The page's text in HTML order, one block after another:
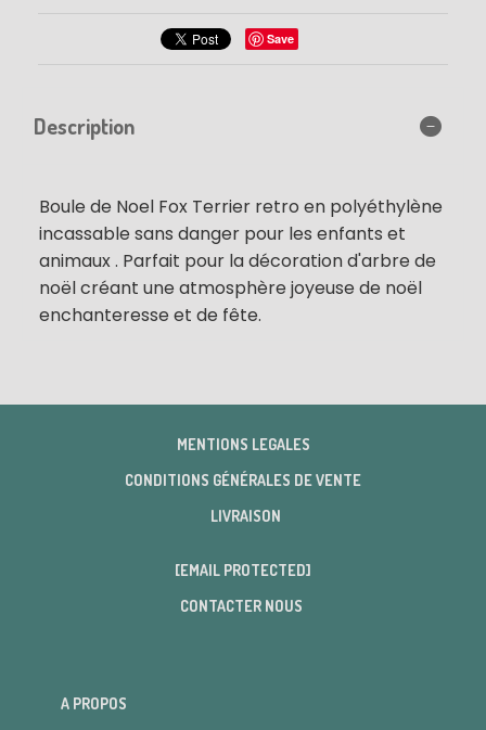
Save
Description
Boule de Noel Fox Terrier retro en polyéthylène
incassable sans danger pour les enfants et
animaux . Parfait pour la décoration d'arbre de
noël créant une atmosphère joyeuse de noël
enchanteresse et de fête.
MENTIONS LEGALES
CONDITIONS GÉNÉRALES DE VENTE
LIVRAISON
[EMAIL PROTECTED]
CONTACTER NOUS
A PROPOS